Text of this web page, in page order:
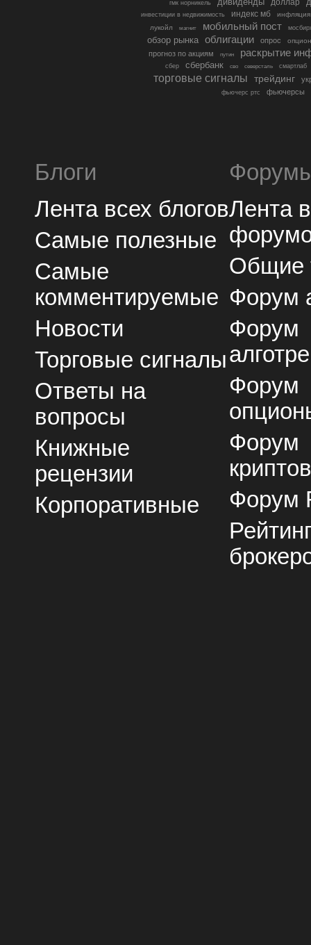
гмк норникель
доллар
инвестиции в недвижимость индекс мб
инфляция
лукойл
магнит мобильный пост
обзор рынка облигации опрос
прогноз по акциям путин раскрытие
сбер сбербанк сво северсталь смартлаб
торговые сигналы трейдинг
фьючерс ртс фьючерсы
Блоги
Лента всех блогов
Самые полезные
Самые
комментируемые
Новости
Торговые сигналы
Ответы на
вопросы
Книжные
рецензии
Корпоративные
Лента
Общие
Форум
Форум
Форум
Форум
Форум